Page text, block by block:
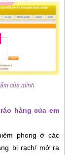
của mình
hàng của em
phong ở các
bị rạch/ mở ra